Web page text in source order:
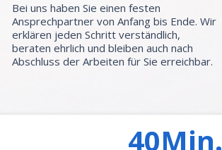
Bei uns haben Sie einen festen
Ansprechpartner von Anfang bis Ende. Wir
erklären jeden Schritt verständlich,
beraten ehrlich und bleiben auch nach
Abschluss der Arbeiten für Sie erreichbar.
40Min.